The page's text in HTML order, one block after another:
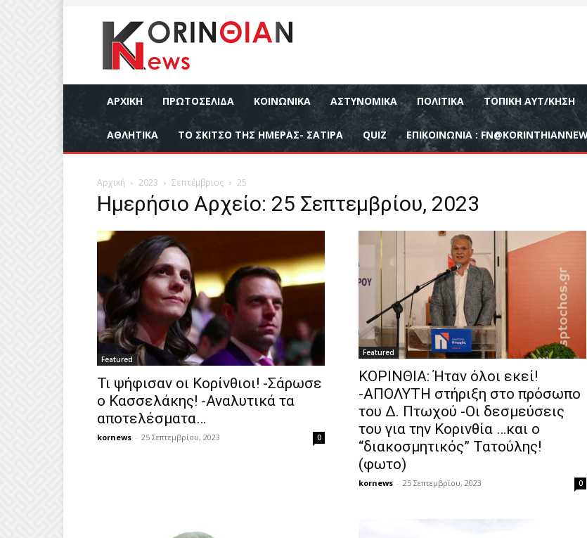
ΑΡΧΙΚΉ ΠΡΩΤΟΣΕΛΙΔΑ ΚΟΙΝΩΝΙΚΆ ΑΣΤΥΝΟΜΙΚΆ ΠΟΛΙΤΙΚΆ ΤΟΠΙΚΉ ΑΥΤ/ΚΗΣΗ
ΑΘΛΗΤΙΚΆ ΤΟ ΣΚΙΤΣΟ ΤΗΣ ΗΜΕΡΑΣ- ΣΑΤΙΡΑ QUIZ ΕΠΙΚΟΙΝΩΝΊΑ :
Αρχική 2023 Σεπτέμβριος 25
Ημερήσιο Αρχείο: 25 Σεπτεμβρίου, 2023
Featured
Τι ψήφισαν οι Κορίνθιοι! -Σάρωσε
ο Κασσελάκης! -Αναλυτικά τα
αποτελέσματα…
kornews - 25 Σεπτεμβρίου, 2023 0
Featured
ΚΟΡΙΝΘΙΑ: Ήταν όλοι εκεί!
-ΑΠΟΛΥΤΗ στήριξη στο πρόσωπο
του Δ. Πτωχού -Οι δεσμεύσεις
του για την Κορινθία …και ο
“διακοσμητικός” Τατούλης!
(φωτο)
kornews - 25 Σεπτεμβρίου, 2023 0